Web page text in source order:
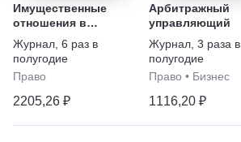
Имущественные
отношения в
Российской
Федерации
Журнал 6 раз в
полугодие
Право
2205,26 ₽
Арбитражный
управляющий
Журнал 3 раза в
полугодие
Право • Бизнес
1116,20 ₽